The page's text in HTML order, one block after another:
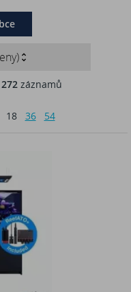
272záznamů
18 36 54